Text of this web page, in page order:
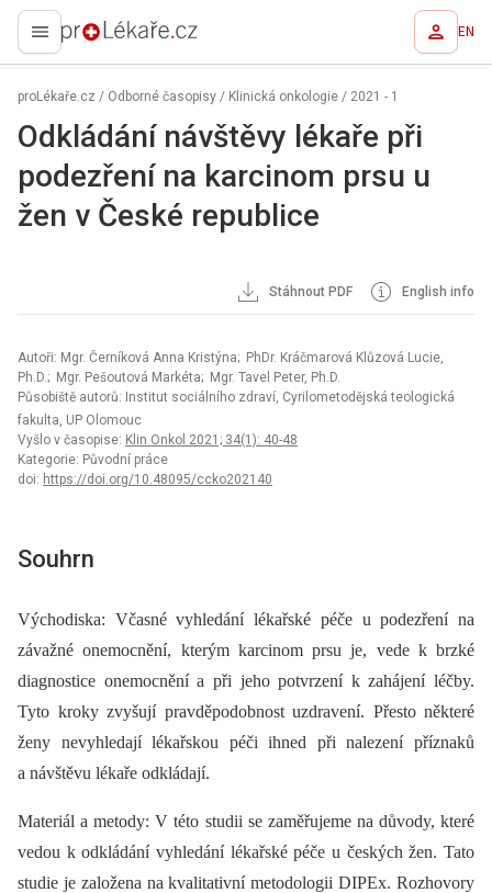
proLékaře.cz EN
proLékaře.cz / Odborné časopisy / Klinická onkologie / 2021 - 1
Odkládání návštěvy lékaře při
podezření na karcinom prsu u
žen v České republice
Stáhnout PDF English info
Autoři: Mgr. Černíková Anna Kristýna; PhDr. Kráčmarová Klůzová Lucie,
Ph.D.; Mgr. Pešoutová Markéta; Mgr. Tavel Peter, Ph.D.
Působiště autorů: Institut sociálního zdraví, Cyrilometodějská teologická
fakulta, UP Olomouc
Vyšlo v časopise: Klin Onkol 2021; 34(1): 40-48
Kategorie: Původní práce
doi: https://doi.org/10.48095/ccko202140
Souhrn
Východiska: Včasné vyhledání lékařské péče u podezření na
závažné onemocnění, kterým karcinom prsu je, vede k brzké
diagnostice onemocnění a při jeho potvrzení k zahájení léčby.
Tyto kroky zvyšují pravděpodobnost uzdravení. Přesto některé
ženy nevyhledají lékařskou péči ihned při nalezení příznaků
a návštěvu lékaře odkládají.
Materiál a metody: V této studii se zaměřujeme na důvody, které
vedou k odkládání vyhledání lékařské péče u českých žen. Tato
studie je založena na kvalitativní metodologii DIPEx. Rozhovory